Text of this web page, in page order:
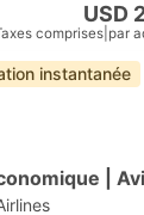
USD
comprises par
instantanée
|